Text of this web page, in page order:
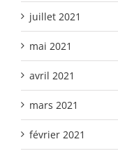
juillet 2021
mai 2021
avril 2021
mars 2021
février 2021